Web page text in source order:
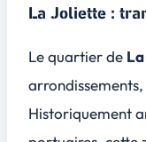
La Joliette :
Le quartier de
Historiquement